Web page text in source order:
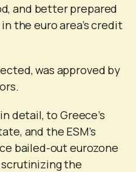
and better prepared
the euro area’s credit
was approved by
detail, to Greece’s
and the ESM’s
bailed-out eurozone
the